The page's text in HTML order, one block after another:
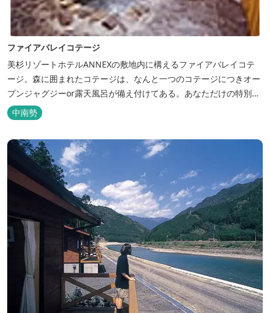
ファイアバレイコテージ
美杉リゾートホテルANNEXの敷地内に構えるファイアバレイコテ
ージ。森に囲まれたコテージは、なんと一つのコテージにつきオー
プンジャグジーor露天風呂が備え付けてある。あなただけの特別な
時間をお過ごしください。
中南勢